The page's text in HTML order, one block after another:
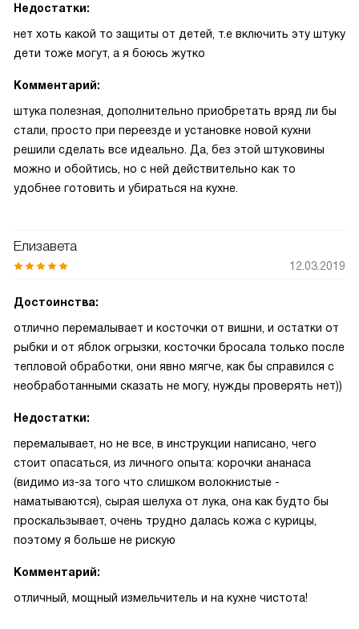
Недостатки:
нет хоть какой то защиты от детей, т.е включить эту штуку
дети тоже могут, а я боюсь жутко
Комментарий:
штука полезная, дополнительно приобретать вряд ли бы
стали, просто при переезде и установке новой кухни
решили сделать все идеально. Да, без этой штуковины
можно и обойтись, но с ней действительно как то
удобнее готовить и убираться на кухне.
Елизавета
12.03.2019
Достоинства:
отлично перемалывает и косточки от вишни, и остатки от
рыбки и от яблок огрызки, косточки бросала только после
тепловой обработки, они явно мягче, как бы справился с
необработанными сказать не могу, нужды проверять нет))
Недостатки:
перемалывает, но не все, в инструкции написано, чего
стоит опасаться, из личного опыта: корочки ананаса
(видимо из-за того что слишком волокнистые -
наматываются), сырая шелуха от лука, она как будто бы
проскальзывает, очень трудно далась кожа с курицы,
поэтому я больше не рискую
Комментарий:
отличный, мощный измельчитель и на кухне чистота!